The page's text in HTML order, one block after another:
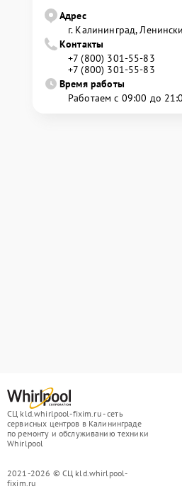
Адрес
г. Калининград,
Контакты
+7 (800) 301-55-83
+7 (800) 301-55-83
Время работы
Работаем с 09:00 до
СЦ kld.whirlpool-fixim.ru - сеть
сервисных центров в Калининграде
по ремонту и обслуживанию техники
Whirlpool
2021-2026 © СЦ kld.whirlpool-
fixim.ru